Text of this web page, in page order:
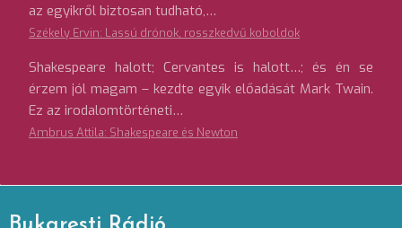
az egyikről biztosan tudható,…
Székely Ervin: Lassú drónok, rosszkedvű koboldok
Shakespeare halott; Cervantes is halott…; és én se
érzem jól magam – kezdte egyik előadását Mark Twain.
Ez az irodalomtörténeti…
Ambrus Attila: Shakespeare és Newton